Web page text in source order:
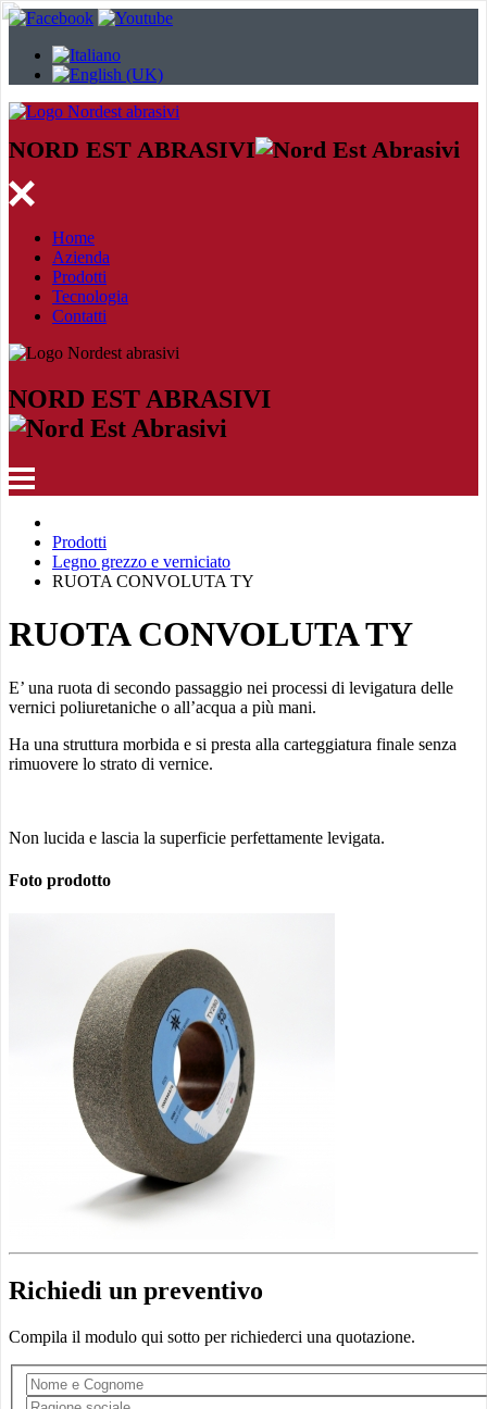
NORD EST ABRASIVI
Home
Azienda
Prodotti
Tecnologia
Contatti
NORD EST ABRASIVI
Prodotti
Legno grezzo e verniciato
RUOTA CONVOLUTA TY
RUOTA CONVOLUTA TY
E’ una ruota di secondo passaggio nei processi di levigatura delle
vernici poliuretaniche o all’acqua a più mani.
Ha una struttura morbida e si presta alla carteggiatura finale senza
rimuovere lo strato di vernice.
Non lucida e lascia la superficie perfettamente levigata.
Foto prodotto
Richiedi un preventivo
Compila il modulo qui sotto per richiederci una quotazione.